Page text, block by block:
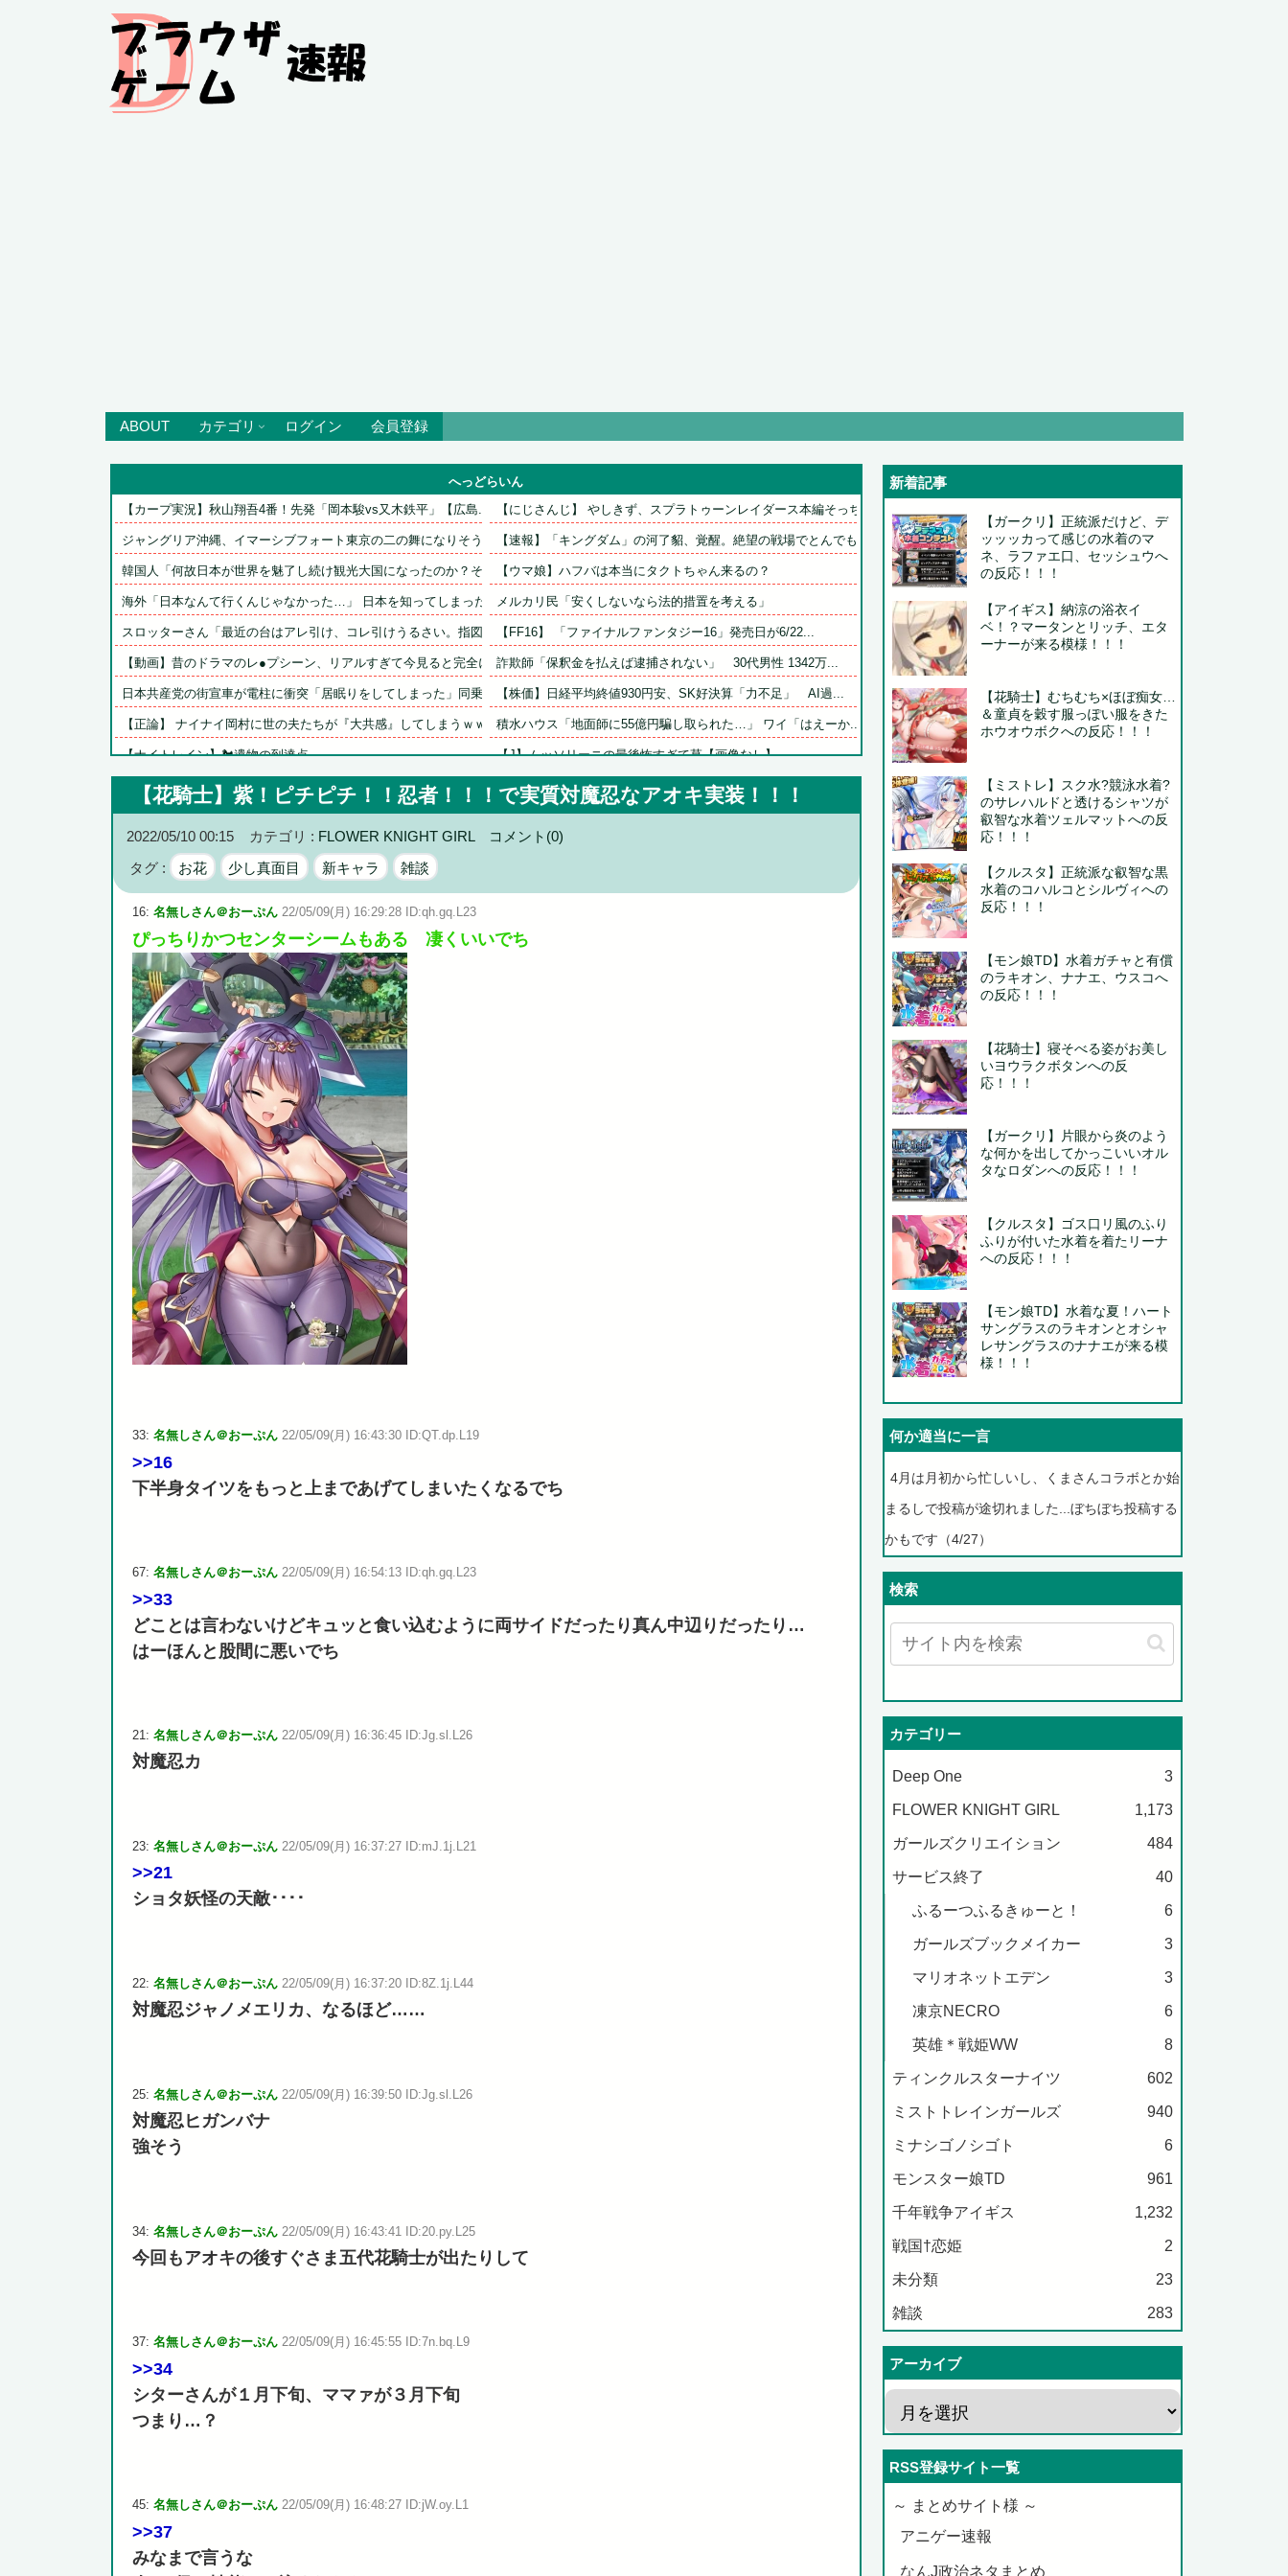
ABOUT カテゴリ ログイン 会員登録
へっどらいん
【カープ実況】秋山翔吾4番！先発「岡本駿vs又木鉄平」【広島...
ジャングリア沖縄、イマーシブフォート東京の二の舞になりそうｗ...
韓国人「何故日本が世界を魅了し続け観光大国になったのか？その...
海外「日本なんて行くんじゃなかった…」 日本を知ってしまった...
スロッターさん「最近の台はアレ引け、コレ引けうるさい。指図す...
【動画】昔のドラマのレ●プシーン、リアルすぎて今見ると完全に...
日本共産党の街宣車が電柱に衝突「居眠りをしてしまった」同乗し...
【正論】 ナイナイ岡村に世の夫たちが『大共感』してしまうｗｗ...
【ナイトレイン】🐔遺物の到達点
国民民主党や共産党と一緒に消費税減税に反対していた中道改革連...
【遊戯王】サイバーストラクはなんなんこれ？
【スパロボ】インパクトやアルファ外伝くらいのバランス求む！！...
広島県知事ら「核抑止論、根本的におかしい。軍拡競争を助長し世...
Powered by livedoor 相互RSS
【にじさんじ】 やしきず、スプラトゥーンレイダース本編そっち...
【速報】「キングダム」の河了貂、覚醒。絶望の戦場でとんでもな...
【ウマ娘】ハフバは本当にタクトちゃん来るの？
メルカリ民「安くしないなら法的措置を考える」
【FF16】 「ファイナルファンタジー16」発売日が6/22...
詐欺師「保釈金を払えば逮捕されない」　30代男性 1342万...
【株価】日経平均終値930円安、SK好決算「力不足」　AI過...
積水ハウス「地面師に55億円騙し取られた…」 ワイ「はえーか...
【J】ムッソリーニの最後怖すぎて草【画像なし】
【高校野球】青森山田のユニフォームが話題沸騰！称賛続々 「涼...
【財務省】エース級の財務官僚・一松旬氏が“異例転出”へ！？官...
【花騎士】紫！ピチピチ！！忍者！！！で実質対魔忍なアオキ実装！！！
2022/05/10 00:15 カテゴリ : FLOWER KNIGHT GIRL
コメント(0)
タグ :
お花 少し真面目 新キャラ 雑談
16: 名無しさん＠おーぷん 22/05/09(月) 16:29:28 ID:qh.gq.L23
ぴっちりかつセンターシームもある 凄くいいでち
33: 名無しさん＠おーぷん 22/05/09(月) 16:43:30 ID:QT.dp.L19
>>16
下半身タイツをもっと上まであげてしまいたくなるでち
67: 名無しさん＠おーぷん 22/05/09(月) 16:54:13 ID:qh.gq.L23
>>33
どことは言わないけどキュッと食い込むように両サイドだったり真ん中辺りだったり…
はーほんと股間に悪いでち
21: 名無しさん＠おーぷん 22/05/09(月) 16:36:45 ID:Jg.sl.L26
対魔忍カ
23: 名無しさん＠おーぷん 22/05/09(月) 16:37:27 ID:mJ.1j.L21
>>21
ショタ妖怪の天敵････
22: 名無しさん＠おーぷん 22/05/09(月) 16:37:20 ID:8Z.1j.L44
対魔忍ジャノメエリカ、なるほど……
25: 名無しさん＠おーぷん 22/05/09(月) 16:39:50 ID:Jg.sl.L26
対魔忍ヒガンバナ
強そう
34: 名無しさん＠おーぷん 22/05/09(月) 16:43:41 ID:20.py.L25
今回もアオキの後すぐさま五代花騎士が出たりして
37: 名無しさん＠おーぷん 22/05/09(月) 16:45:55 ID:7n.bq.L9
>>34
シターさんが１月下旬、ママァが３月下旬
つまり…？
45: 名無しさん＠おーぷん 22/05/09(月) 16:48:27 ID:jW.oy.L1
>>37
みなまで言うな
新着記事
【ガークリ】正統派だけど、デ
ッッッカって感じの水着のマ
ネ、ラファエ口、セッシュウへ
の反応！！！
【アイギス】納涼の浴衣イ
ベ！？マータンとリッチ、エタ
ーナーが来る模様！！！
【花騎士】むちむち×ほぼ痴女…
＆童貞を穀す服っぽい服をきた
ホウオウボクへの反応！！！
【ミストレ】スク水?競泳水着?
のサレハルドと透けるシャツが
叡智な水着ツェルマットへの反
応！！！
【クルスタ】正統派な叡智な黒
水着のコハルコとシルヴィへの
反応！！！
【モン娘TD】水着ガチャと有償
のラキオン、ナナエ、ウスコへ
の反応！！！
【花騎士】寝そべる姿がお美し
いヨウラクボタンへの反
応！！！
【ガークリ】片眼から炎のよう
な何かを出してかっこいいオル
タなロダンへの反応！！！
【クルスタ】ゴス口リ風のふり
ふりが付いた水着を着たリーナ
への反応！！！
【モン娘TD】水着な夏！ハート
サングラスのラキオンとオシャ
レサングラスのナナエが来る模
様！！！
何か適当に一言
4月は月初から忙しいし、くまさんコラボとか始
まるしで投稿が途切れました...ぼちぼち投稿する
かもです（4/27）
検索
カテゴリー
Deep One 3
FLOWER KNIGHT GIRL 1,173
ガールズクリエイション 484
サービス終了 40
ふるーつふるきゅーと！ 6
ガールズブックメイカー 3
マリオネットエデン 3
凍京NECRO 6
英雄＊戦姫WW 8
ティンクルスターナイツ 602
ミストトレインガールズ 940
ミナシゴノシゴト 6
モンスター娘TD 961
千年戦争アイギス 1,232
戦国†恋姫 2
未分類 23
雑談 283
アーカイブ
RSS登録サイト一覧
～ まとめサイト様 ～
アニゲー速報
なんJ政治ネタまとめ